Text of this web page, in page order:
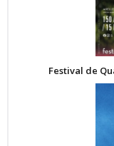
Festival de